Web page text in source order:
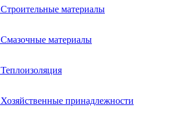
Строительные материалы
Смазочные материалы
Теплоизоляция
Хозяйственные принадлежности